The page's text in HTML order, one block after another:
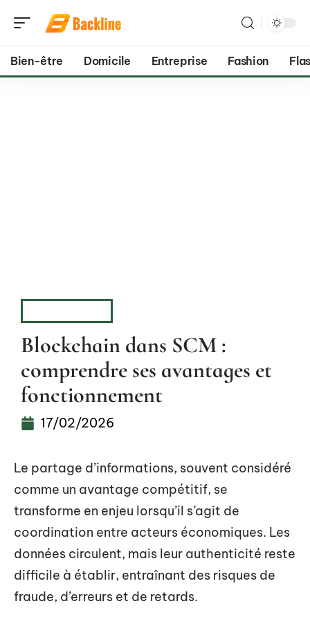
Bien-être Domicile Entreprise Fashion
Blockchain dans SCM :
comprendre ses avantages et
fonctionnement
17/02/2026
Le partage d’informations, souvent considéré
comme un avantage compétitif, se
transforme en enjeu lorsqu’il s’agit de
coordination entre acteurs économiques. Les
données circulent, mais leur authenticité reste
difficile à établir, entraînant des risques de
fraude, d’erreurs et de retards.